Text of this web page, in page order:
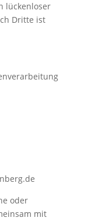
lückenloser
Dritte ist
oder
mit